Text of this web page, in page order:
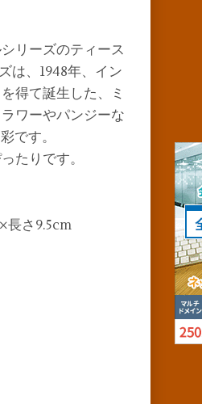
リーズのティース
は、1948年、イン
得て誕生した、ミ
ワーやパンジーな
です。
たりです。
長さ9.5cm